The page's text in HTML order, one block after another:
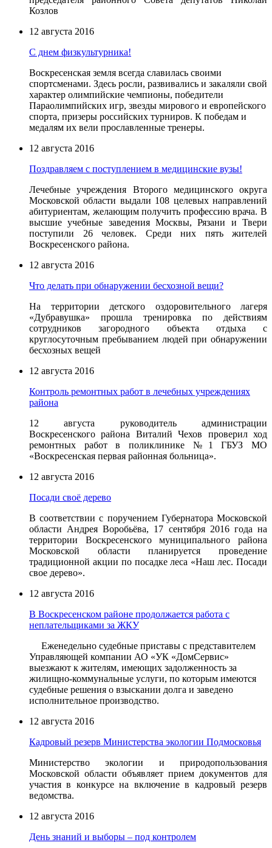
Козлов
12 августа 2016
С днем физкультурника!
Воскресенская земля всегда славилась своими
спортсменами. Здесь росли, развивались и закаляли свой
характер олимпийские чемпионы, победители
Параолимпийских игр, звезды мирового и европейского
спорта, призеры российских турниров. К победам и
медалям их вели прославленные тренеры.
12 августа 2016
Поздравляем с поступлением в медицинские вузы!
Лечебные учреждения Второго медицинского округа
Московской области выдали 108 целевых направлений
абитуриентам, желающим получить профессию врача. В
высшие учебные заведения Москвы, Рязани и Твери
поступили 26 человек. Среди них пять жителей
Воскресенского района.
12 августа 2016
Что делать при обнаружении бесхозной вещи?
На территории детского оздоровительного лагеря
«Дубравушка» прошла тренировка по действиям
сотрудников загородного объекта отдыха с
круглосуточным пребыванием людей при обнаружении
бесхозных вещей
12 августа 2016
Контроль ремонтных работ в лечебных учреждениях
района
12 августа руководитель администрации
Воскресенского района Виталий Чехов проверил ход
ремонтных работ в поликлинике №1 ГБУЗ МО
«Воскресенская первая районная больница».
12 августа 2016
Посади своё дерево
В соответствии с поручением Губернатора Московской
области Андрея Воробьёва, 17 сентября 2016 года на
территории Воскресенского муниципального района
Московской области планируется проведение
традиционной акции по посадке леса «Наш лес. Посади
свое дерево».
12 августа 2016
В Воскресенском районе продолжается работа с
неплательщиками за ЖКУ
Еженедельно судебные приставы с представителем
Управляющей компании АО «УК «ДомСервис»
выезжают к жителям, имеющих задолженность за
жилищно-коммунальные услуги, по которым имеются
судебные решения о взыскании долга и заведено
исполнительное производство.
12 августа 2016
Кадровый резерв Министерства экологии Подмосковья
Министерство экологии и природопользования
Московской области объявляет прием документов для
участия в конкурсе на включение в кадровый резерв
ведомства.
12 августа 2016
День знаний и выборы – под контролем